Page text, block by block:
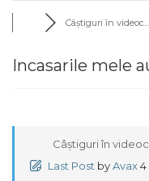
Câștiguri în videoc...
Incasarile mele
Câștiguri în
Last Post byAvax4